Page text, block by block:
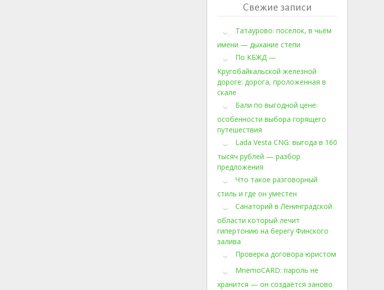
Свежие записи
Татаурово: поселок, в чьём
имени — дыхание степи
По КБЖД —
Кругобайкальской железной
дороге: дорога, проложенная в
скале
Бали по выгодной цене:
особенности выбора горящего
путешествия
Lada Vesta CNG: выгода в 160
тысяч рублей — разбор
предложения
Что такое разговорный
стиль и где он уместен
Санаторий в Ленинградской
области который лечит
гипертонию на берегу Финского
залива
Проверка договора юристом
MnemoCARD: пароль не
хранится — он создаётся заново